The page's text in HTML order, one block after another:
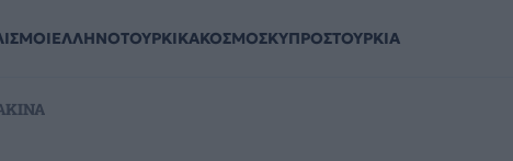
ΕΛΛΗΝΟΤΟΥΡΚΙΚΑΚΟΣΜΟΣΚΥΠΡΟΣΤΟΥΡΚΙΑ
ΚΙΝΑ